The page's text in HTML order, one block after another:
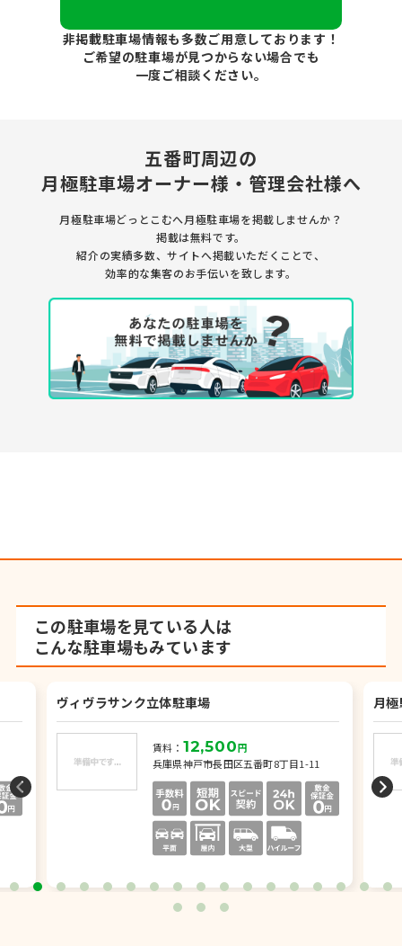
非掲載駐車場情報も多数ご用意しております！
ご希望の駐車場が見つからない場合でも
一度ご相談ください。
五番町周辺の
月極駐車場オーナー様・管理会社様へ
月極駐車場どっとこむへ月極駐車場を掲載しませんか？
掲載は無料です。
紹介の実績多数、サイトへ掲載いただくことで、
効率的な集客のお手伝いを致します。
この駐車場を見ている人は
こんな駐車場もみています
ヴィヴラサンク立体駐車場
賃料： 12,500円
兵庫県神戸市長田区五番町8丁目1-11
月